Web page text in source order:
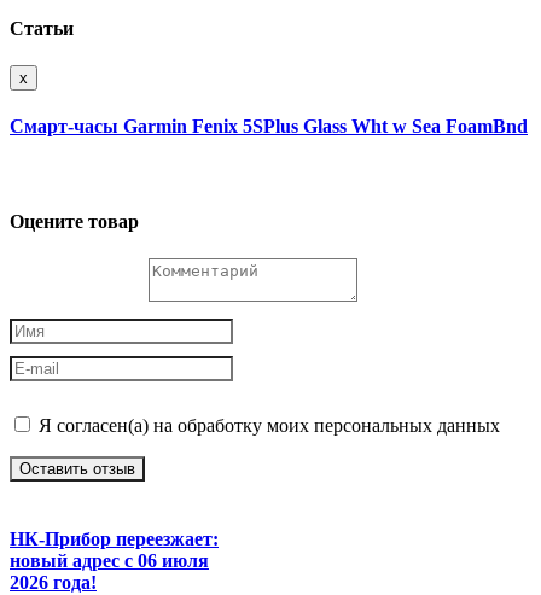
Статьи
x
Смарт-часы Garmin Fenix 5SPlus Glass Wht w Sea FoamBnd
Оцените товар
Я согласен(а) на обработку моих персональных данных
Оставить отзыв
НК-Прибор переезжает:
новый адрес с 06 июля
2026 года!